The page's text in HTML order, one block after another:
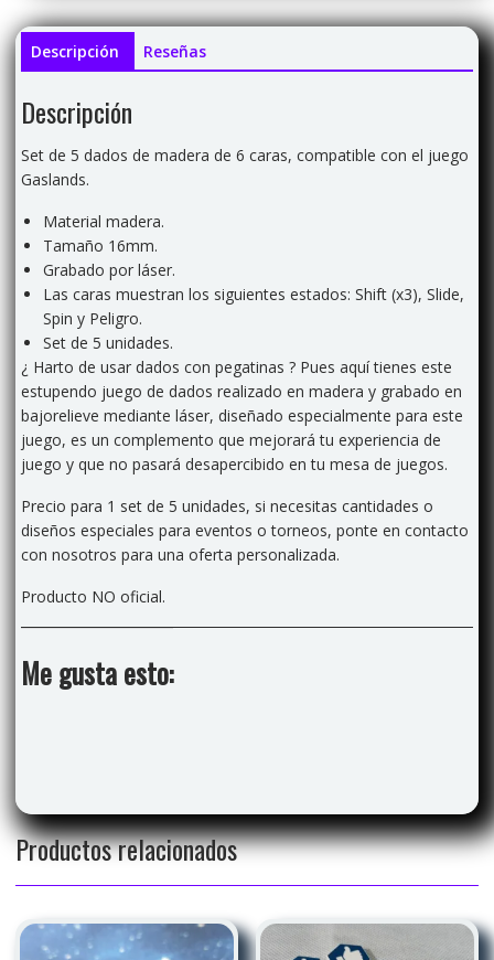
Descripción Reseñas
Descripción
Set de 5 dados de madera de 6 caras, compatible con el juego
Gaslands.
Material madera.
Tamaño 16mm.
Grabado por láser.
Las caras muestran los siguientes estados: Shift (x3), Slide,
Spin y Peligro.
Set de 5 unidades.
¿ Harto de usar dados con pegatinas ? Pues aquí tienes este
estupendo juego de dados realizado en madera y grabado en
bajorelieve mediante láser, diseñado especialmente para este
juego, es un complemento que mejorará tu experiencia de
juego y que no pasará desapercibido en tu mesa de juegos.
Precio para 1 set de 5 unidades, si necesitas cantidades o
diseños especiales para eventos o torneos, ponte en contacto
con nosotros para una oferta personalizada.
Producto NO oficial.
Me gusta esto:
Productos relacionados